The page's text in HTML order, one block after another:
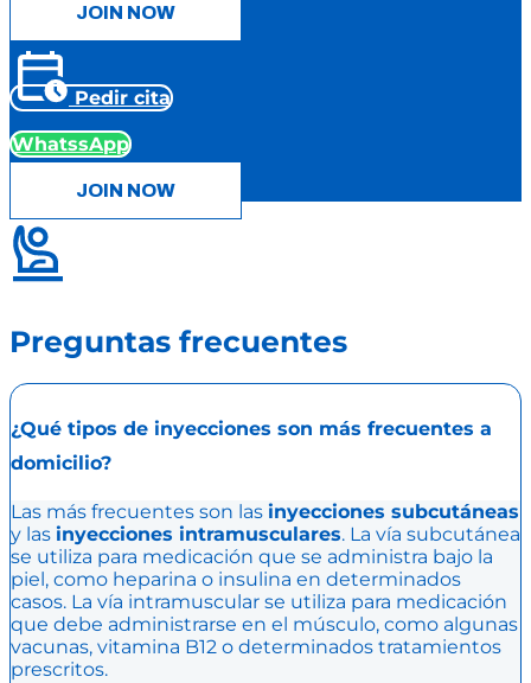
JOIN NOW
Pedir cita
WhatssApp
JOIN NOW
Preguntas frecuentes
¿Qué tipos de inyecciones son más frecuentes a
domicilio?
Las más frecuentes son las inyecciones subcutáneas
y las inyecciones intramusculares. La vía subcutánea
se utiliza para medicación que se administra bajo la
piel, como heparina o insulina en determinados
casos. La vía intramuscular se utiliza para medicación
que debe administrarse en el músculo, como algunas
vacunas, vitamina B12 o determinados tratamientos
prescritos.